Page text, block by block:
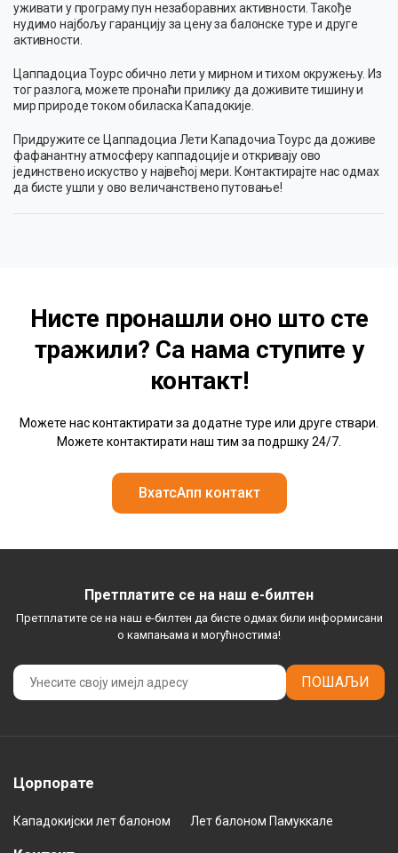
уживати у програму пун незаборавних активности. Такође
нудимо најбољу гаранцију за цену за балонске туре и друге
активности.
Цаппадоциа Тоурс обично лети у мирном и тихом окружењу. Из
тог разлога, можете пронаћи прилику да доживите тишину и
мир природе током обиласка Кападокије.
Придружите се Цаппадоциа Лети Кападочиа Тоурс да доживе
фафанантну атмосферу каппадоције и откривају ово
јединствено искуство у највећој мери. Контактирајте нас одмах
да бисте ушли у ово величанствено путовање!
Нисте пронашли оно што сте
тражили? Са нама ступите у
контакт!
Можете нас контактирати за додатне туре или друге ствари.
Можете контактирати наш тим за подршку 24/7.
ВхатсАпп контакт
Претплатите се на наш е-билтен
Претплатите се на наш е-билтен да бисте одмах били информисани
о кампањама и могућностима!
ПОШАЉИ
Цорпорате
Кападокијски лет балоном Лет балоном Памуккале